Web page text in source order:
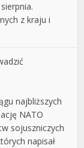
z kraju i
najbliższych
NATO
sojuszniczych
napisał